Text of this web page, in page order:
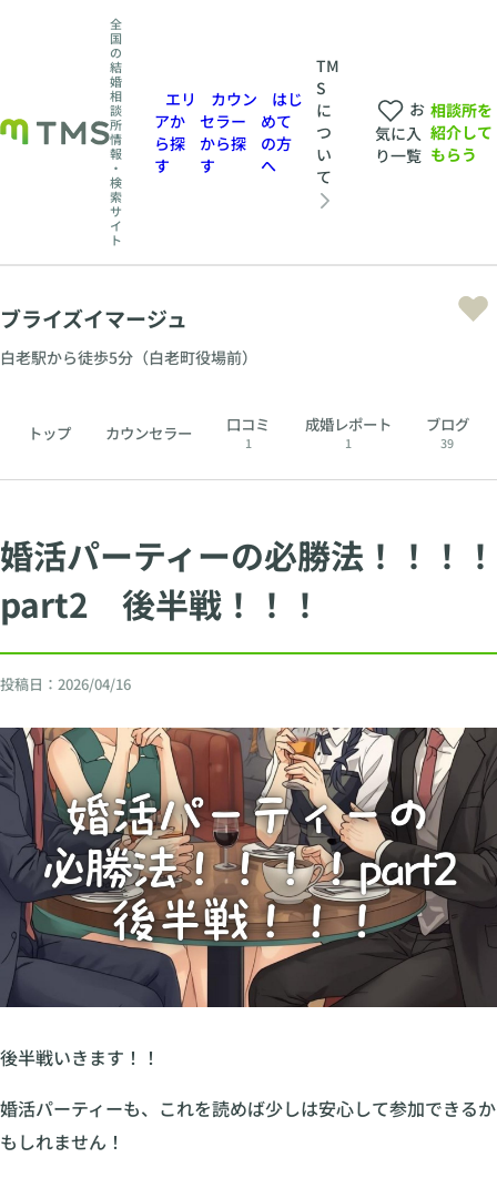
全
国
の
結
婚
相
談
所
情
報
・
検
索
サ
イ
ト
エリ
アか
ら探
す
カウン
セラー
から探
す
はじ
めて
の方
へ
TM
S
に
つ
い
て
お
気に入
り一覧
相談所を
紹介して
もらう
ブライズイマージュ
白老駅から徒歩5分（白老町役場前）
トップ カウンセラー 口コミ
1
成婚レポート
1
ブログ
39
婚活パーティーの必勝法！！！！
part2 後半戦！！！
投稿日： 2026/04/16
後半戦いきます！！
婚活パーティーも、これを読めば少しは安心して参加できるか
もしれません！